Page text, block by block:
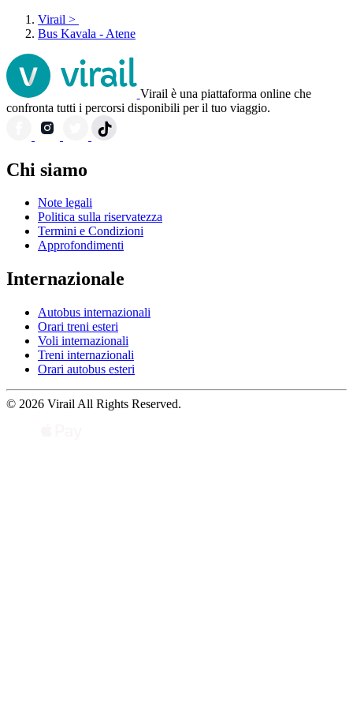
Virail >
Bus Kavala - Atene
Virail è una piattaforma online che
confronta tutti i percorsi disponibili per il tuo viaggio.
Chi siamo
Note legali
Politica sulla riservatezza
Termini e Condizioni
Approfondimenti
Internazionale
Autobus internazionali
Orari treni esteri
Voli internazionali
Treni internazionali
Orari autobus esteri
© 2026 Virail All Rights Reserved.